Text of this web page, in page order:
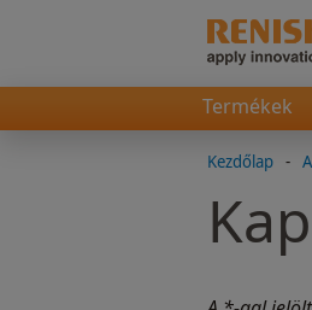
Termékek
Kezdőlap -